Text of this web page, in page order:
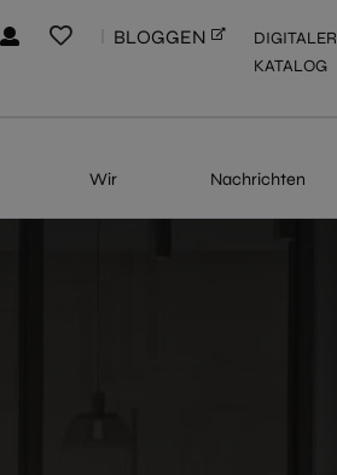
BLOGGEN
DIGITALER
KATALOG
Wir Nachrichten